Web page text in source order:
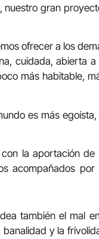
nuestro gran
ofrecer a los
cuidada, abierta a
más habitable,
es más egoísta,
la aportación de
acompañados por
también el mal
y la